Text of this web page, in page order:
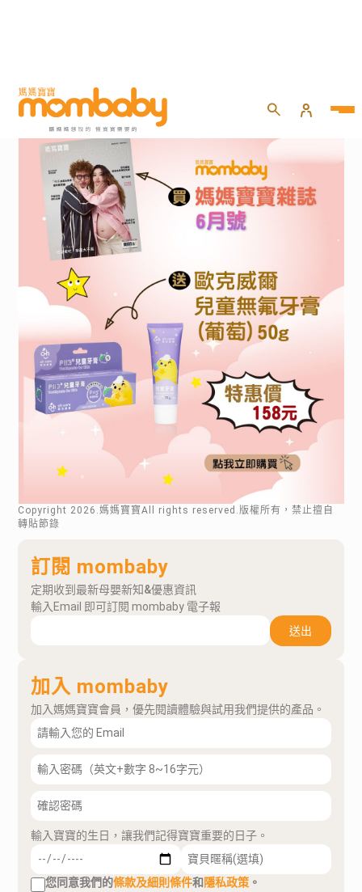
Copyright 2026 .媽媽寶寶All rights reserved.版權所有，禁止擅自
轉貼節錄
訂閱 mombaby
定期收到最新母嬰新知&優惠資訊
輸入Email 即可訂閱 mombaby 電子報
送出
加入 mombaby
加入媽媽寶寶會員，優先閱讀體驗與試用我們提供的產品。
輸入寶寶的生日，讓我們記得寶寶重要的日子。
您同意我們的條款及細則條件和隱私政策 。